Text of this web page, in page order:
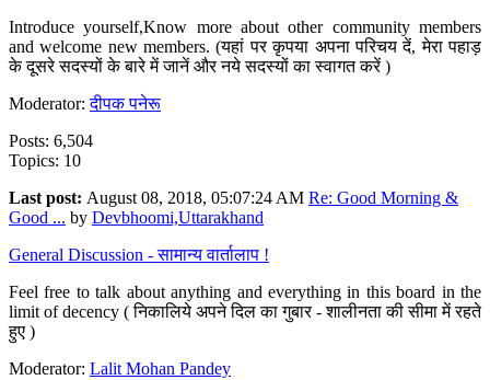
Introduce yourself,Know more about other community members
and welcome new members. (यहां पर कृपया अपना परिचय दें, मेरा पहाड़
के दूसरे सदस्यों के बारे में जानें और नये सदस्यों का स्वागत करें )
Moderator:दीपक पनेरू
Posts: 6,504
Topics: 10
Last post: August 08, 2018, 05:07:24 AM Re: Good Morning &
Good ... by Devbhoomi,Uttarakhand
General Discussion - सामान्य वार्तालाप !
Feel free to talk about anything and everything in this board in the
limit of decency ( निकालिये अपने दिल का गुबार - शालीनता की सीमा में रहते
हुए )
Moderator: Lalit Mohan Pandey